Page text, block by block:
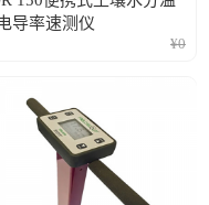
导率速测仪
¥0